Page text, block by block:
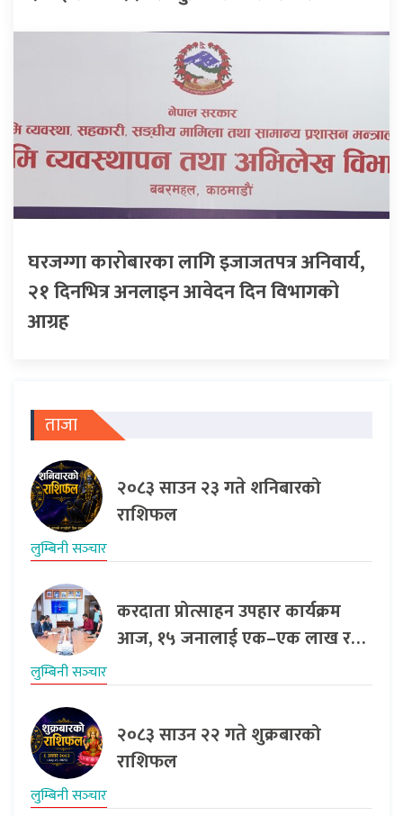
घरजग्गा कारोबारका लागि इजाजतपत्र अनिवार्य,
२१ दिनभित्र अनलाइन आवेदन दिन विभागको
आग्रह
ताजा
२०८३ साउन २३ गते शनिबारको
राशिफल
लुम्बिनी सञ्‍चार
करदाता प्रोत्साहन उपहार कार्यक्रम
आज, १५ जनालाई एक–एक लाख र…
लुम्बिनी सञ्‍चार
२०८३ साउन २२ गते शुक्रबारको
राशिफल
लुम्बिनी सञ्‍चार